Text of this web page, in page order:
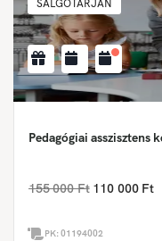
SALGÓTARJÁN
Pedagógiai asszisztens
155 000 Ft 110 000 Ft
PK:01194002